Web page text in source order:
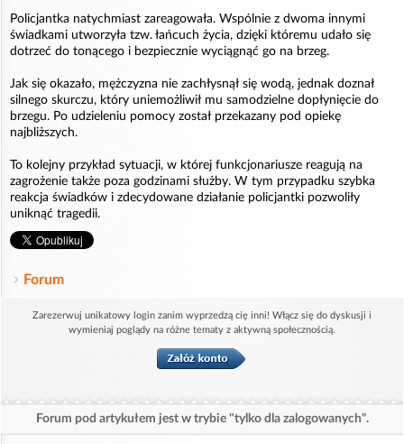
Policjantka natychmiast zareagowała. Wspólnie z dwoma innymi
świadkami utworzyła tzw. łańcuch życia, dzięki któremu udało się
dotrzeć do tonącego i bezpiecznie wyciągnąć go na brzeg.
Jak się okazało, mężczyzna nie zachłysnął się wodą, jednak doznał
silnego skurczu, który uniemożliwił mu samodzielne dopłynięcie do
brzegu. Po udzieleniu pomocy został przekazany pod opiekę
najbliższych.
To kolejny przykład sytuacji, w której funkcjonariusze reagują na
zagrożenie także poza godzinami służby. W tym przypadku szybka
reakcja świadków i zdecydowane działanie policjantki pozwoliły
uniknąć tragedii.
Forum
Zarezerwuj unikatowy login zanim wyprzedzą cię inni! Włącz się do dyskusji i
wymieniaj poglądy na różne tematy z aktywną społecznością.
Forum pod artykułem jest w trybie "tylko dla zalogowanych".